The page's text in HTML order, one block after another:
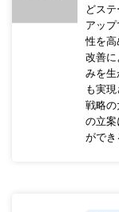
どス
アッ
性を高
改善に
みを生
も実
戦略の
の立案
ができ